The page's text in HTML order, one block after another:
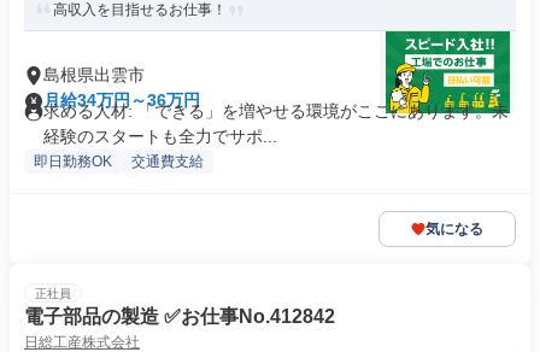
高収入を目指せるお仕事！
島根県出雲市
月給34万円～36万円
求める人材: 「できる」を増やせる環境がここにあります。未
経験のスタートも全力でサポ...
即日勤務OK 交通費支給
気になる
正社員
電子部品の製造 ✅お仕事No.412842
日総工産株式会社